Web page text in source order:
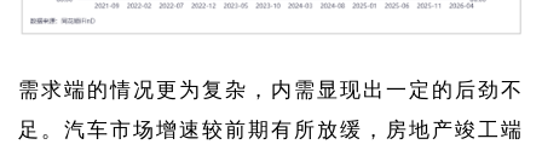
需求端的情况更为复杂，内需显现出一定的后劲不
足。汽车市场增速较前期有所放缓，房地产竣工端